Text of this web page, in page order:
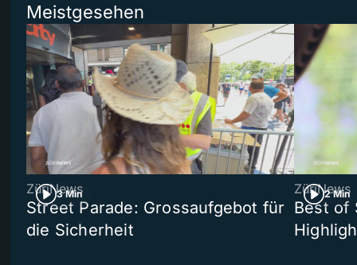
Meistgesehen
3 Min
ZüriNews
Street Parade: Grossaufgebot für
die Sicherheit
2 Min
ZüriNews
Best of